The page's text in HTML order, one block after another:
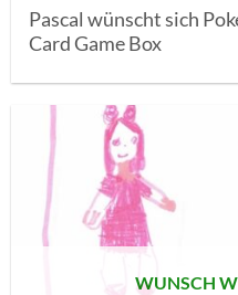
Pascal wünscht sich
Card Game Box
WUNSCH